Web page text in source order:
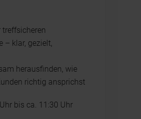
treffsicheren
– klar, gezielt,
herausfinden, wie
richtig ansprichst
bis ca. 11:30 Uhr